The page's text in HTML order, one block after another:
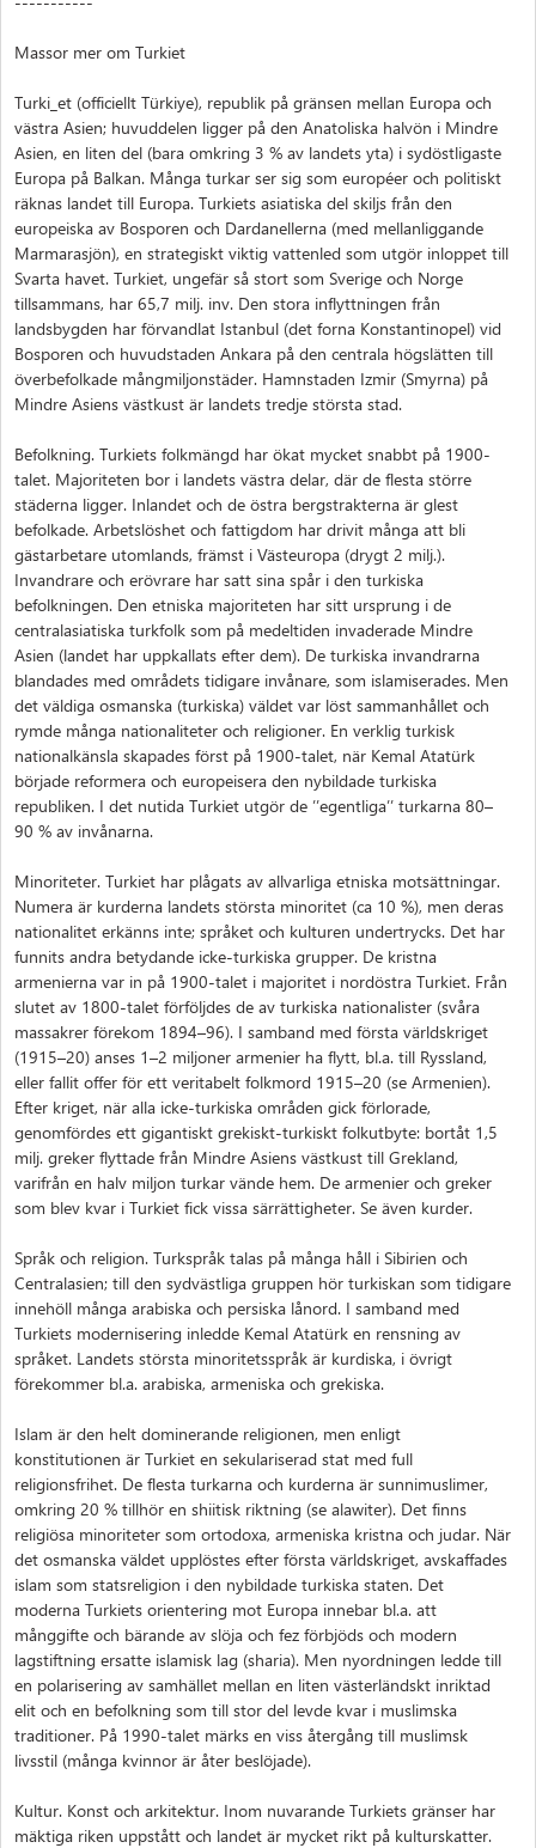
Massor mer om Turkiet
Turki_et (officiellt Türkiye), republik på gränsen mellan Europa och
västra Asien; huvuddelen ligger på den Anatoliska halvön i Mindre
Asien, en liten del (bara omkring 3 % av landets yta) i sydöstligaste
Europa på Balkan. Många turkar ser sig som européer och politiskt
räknas landet till Europa. Turkiets asiatiska del skiljs från den
europeiska av Bosporen och Dardanellerna (med mellanliggande
Marmarasjön), en strategiskt viktig vattenled som utgör inloppet till
Svarta havet. Turkiet, ungefär så stort som Sverige och Norge
tillsammans, har 65,7 milj. inv. Den stora inflyttningen från
landsbygden har förvandlat Istanbul (det forna Konstantinopel) vid
Bosporen och huvudstaden Ankara på den centrala högslätten till
överbefolkade mångmiljonstäder. Hamnstaden Izmir (Smyrna) på
Mindre Asiens västkust är landets tredje största stad.
Befolkning. Turkiets folkmängd har ökat mycket snabbt på 1900-
talet. Majoriteten bor i landets västra delar, där de flesta större
städerna ligger. Inlandet och de östra bergstrakterna är glest
befolkade. Arbetslöshet och fattigdom har drivit många att bli
gästarbetare utomlands, främst i Västeuropa (drygt 2 milj.).
Invandrare och erövrare har satt sina spår i den turkiska
befolkningen. Den etniska majoriteten har sitt ursprung i de
centralasiatiska turkfolk som på medeltiden invaderade Mindre
Asien (landet har uppkallats efter dem). De turkiska invandrarna
blandades med områdets tidigare invånare, som islamiserades. Men
det väldiga osmanska (turkiska) väldet var löst sammanhållet och
rymde många nationaliteter och religioner. En verklig turkisk
nationalkänsla skapades först på 1900-talet, när Kemal Atatürk
började reformera och europeisera den nybildade turkiska
republiken. I det nutida Turkiet utgör de ’’egentliga’’ turkarna 80–
90 % av invånarna.
Minoriteter. Turkiet har plågats av allvarliga etniska motsättningar.
Numera är kurderna landets största minoritet (ca 10 %), men deras
nationalitet erkänns inte; språket och kulturen undertrycks. Det har
funnits andra betydande icke-turkiska grupper. De kristna
armenierna var in på 1900-talet i majoritet i nordöstra Turkiet. Från
slutet av 1800-talet förföljdes de av turkiska nationalister (svåra
massakrer förekom 1894–96). I samband med första världskriget
(1915–20) anses 1–2 miljoner armenier ha flytt, bl.a. till Ryssland,
eller fallit offer för ett veritabelt folkmord 1915–20 (se Armenien).
Efter kriget, när alla icke-turkiska områden gick förlorade,
genomfördes ett gigantiskt grekiskt-turkiskt folkutbyte: bortåt 1,5
milj. greker flyttade från Mindre Asiens västkust till Grekland,
varifrån en halv miljon turkar vände hem. De armenier och greker
som blev kvar i Turkiet fick vissa särrättigheter. Se även kurder.
Språk och religion. Turkspråk talas på många håll i Sibirien och
Centralasien; till den sydvästliga gruppen hör turkiskan som tidigare
innehöll många arabiska och persiska lånord. I samband med
Turkiets modernisering inledde Kemal Atatürk en rensning av
språket. Landets största minoritetsspråk är kurdiska, i övrigt
förekommer bl.a. arabiska, armeniska och grekiska.
Islam är den helt dominerande religionen, men enligt
konstitutionen är Turkiet en sekulariserad stat med full
religionsfrihet. De flesta turkarna och kurderna är sunnimuslimer,
omkring 20 % tillhör en shiitisk riktning (se alawiter). Det finns
religiösa minoriteter som ortodoxa, armeniska kristna och judar. När
det osmanska väldet upplöstes efter första världskriget, avskaffades
islam som statsreligion i den nybildade turkiska staten. Det
moderna Turkiets orientering mot Europa innebar bl.a. att
månggifte och bärande av slöja och fez förbjöds och modern
lagstiftning ersatte islamisk lag (sharia). Men nyordningen ledde till
en polarisering av samhället mellan en liten västerländskt inriktad
elit och en befolkning som till stor del levde kvar i muslimska
traditioner. På 1990-talet märks en viss återgång till muslimsk
livsstil (många kvinnor är åter beslöjade).
Kultur. Konst och arkitektur. Inom nuvarande Turkiets gränser har
mäktiga riken uppstått och landet är mycket rikt på kulturskatter.